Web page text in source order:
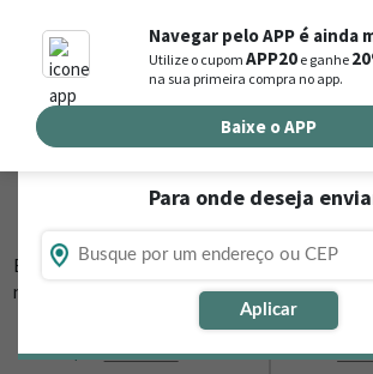
Navegar pelo APP é ainda
Utilize o cupomAPP20 e ganhe
na sua primeira compra no app.
Baixe o APP
Busca de produtos
Buscar por endereço de entrega
Para onde deseja
Aplicar
Flores, Cestas e Presentes em
Está procurando loja de presente online em
navegue na Nova
Ordernar